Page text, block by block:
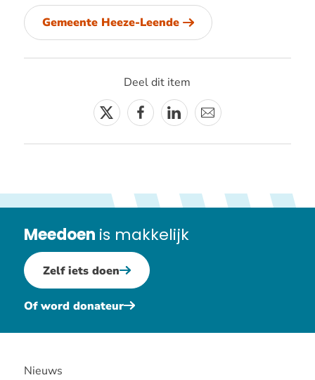
Gemeente Heeze-Leende
Deel dit item
TwitterFacebookLinkedin
E-
Meedoen is makkelijk
Zelf iets doen
Of word donateur
Nieuws